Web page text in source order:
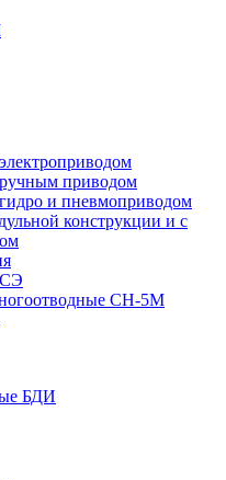
приводом
и пневмоприводом
конструкции и с
СЭ
СН-5М
БДИ